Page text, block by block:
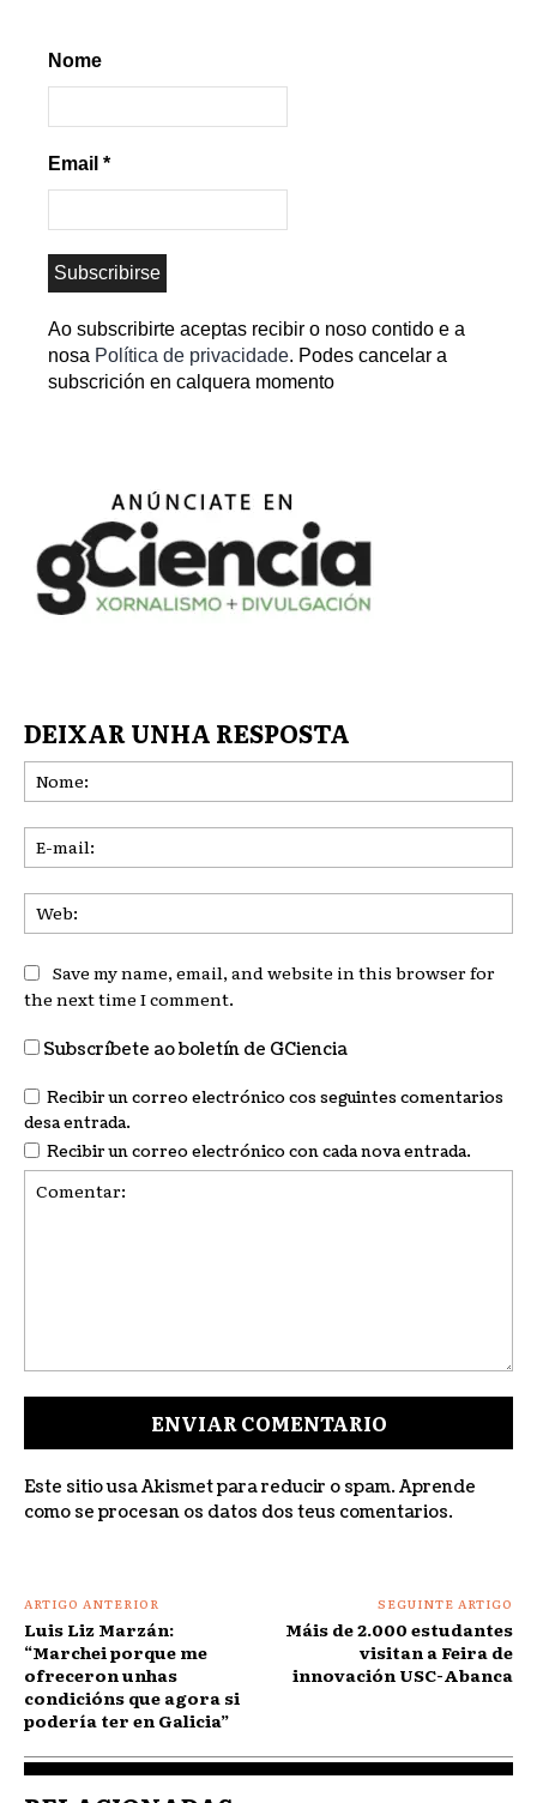
Nome
Email *
Ao subscribirte aceptas recibir o noso contido e a
nosa Política de privacidade. Podes cancelar a
subscrición en calquera momento
DEIXAR UNHA RESPOSTA
Save my name, email, and website in this browser for
the next time I comment.
Subscríbete ao boletín de GCiencia
Recibir un correo electrónico cos seguintes comentarios
desa entrada.
Recibir un correo electrónico con cada nova entrada.
Este sitio usa Akismet para reducir o spam. Aprende
como se procesan os datos dos teus comentarios.
ARTIGO ANTERIOR
Luis Liz Marzán:
“Marchei porque me
ofreceron unhas
condicións que agora si
podería ter en Galicia”
SEGUINTE ARTIGO
Máis de 2.000 estudantes
visitan a Feira de
innovación USC-Abanca